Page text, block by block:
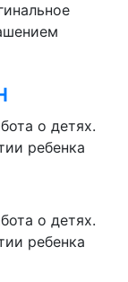
о детях.
ребенка
о детях.
ребенка